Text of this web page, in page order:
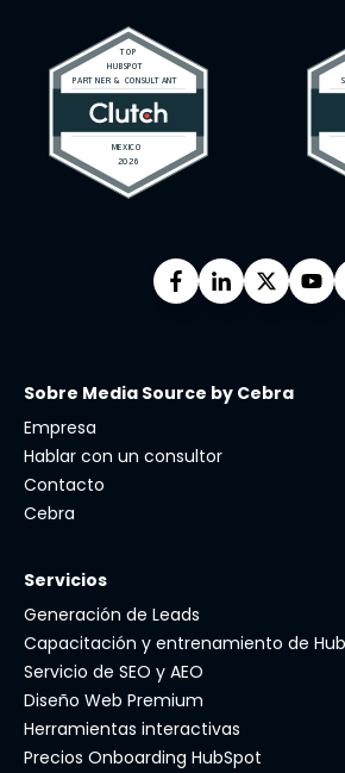
Sobre Media Source by Cebra
Empresa
Hablar con un consultor
Contacto
Cebra
Servicios
Generación de Leads
Capacitación y entrenamiento de
Servicio de SEO y AEO
Diseño Web Premium
Herramientas interactivas
Precios Onboarding HubSpot